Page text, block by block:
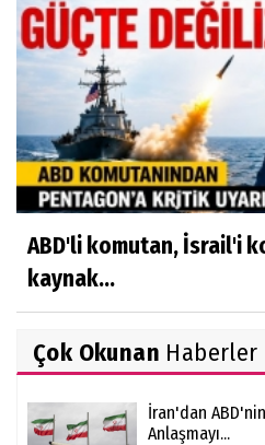
ABD'li komutan, İsrail'i
kaynak...
Çok Okunan Haberler
İran'dan
Anlaşmayı...